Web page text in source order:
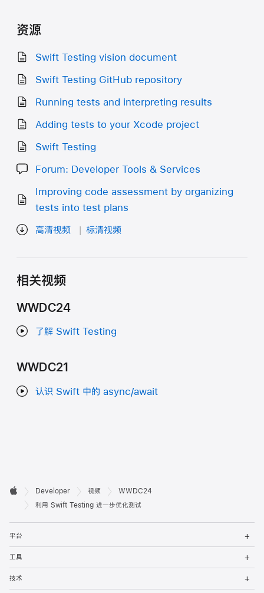
资源
Swift Testing vision document
Swift Testing GitHub repository
Running tests and interpreting results
Adding tests to your Xcode project
Swift Testing
Forum: Developer Tools & Services
Improving code assessment by organizing
tests into test plans
高清视频 标清视频
相关视频
WWDC24
了解 Swift Testing
WWDC21
认识 Swift 中的 async/await
开
者
页
脚

Apple
Developer 视频
WWDC24
利用 Swift Testing 进一步优化测试
平台
菜
工具
菜
技术